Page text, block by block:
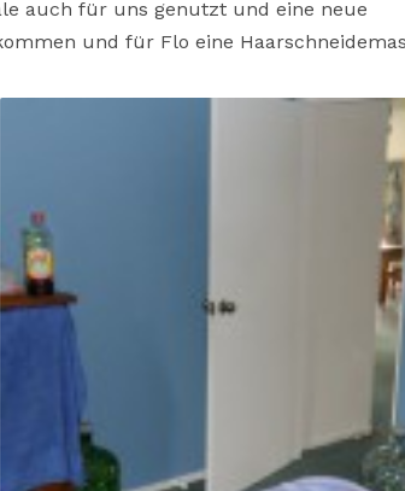
auch für uns genutzt und eine neue
und für Flo eine